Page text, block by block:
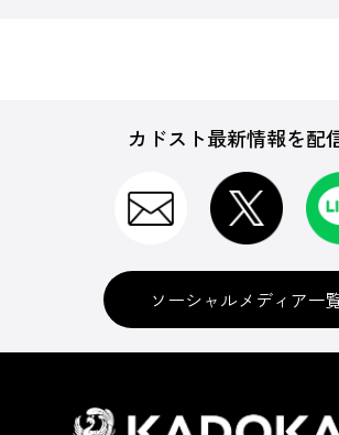
カドスト最新情報を配
ソーシャルメディア一